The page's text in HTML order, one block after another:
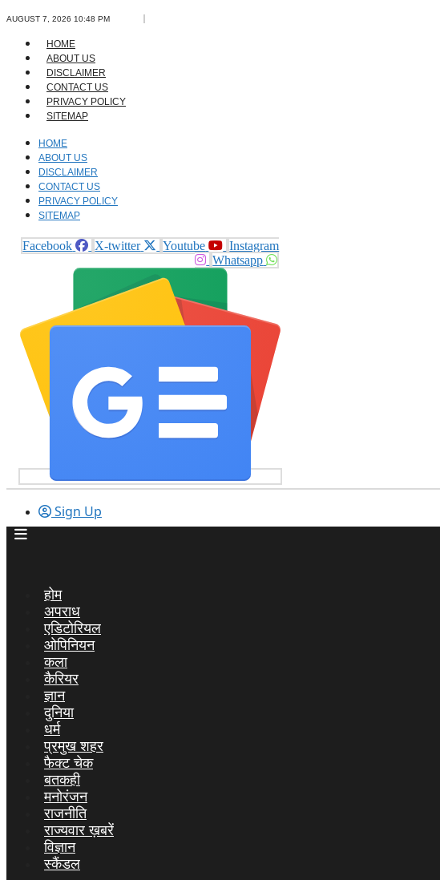
content
AUGUST 7, 2026 10:48 PM
HOME
ABOUT US
DISCLAIMER
CONTACT US
PRIVACY POLICY
SITEMAP
HOME
ABOUT US
DISCLAIMER
CONTACT US
PRIVACY POLICY
SITEMAP
Facebook X-twitter Youtube
Instagram
Whatsapp
Sign Up
होम
अपराध
एडिटोरियल
ओपिनियन
कला
कैरियर
ज्ञान
दुनिया
धर्म
प्रमुख शहर
फैक्ट चेक
बतकही
मनोरंजन
राजनीति
राज्यवार ख़बरें
विज्ञान
स्कैंडल